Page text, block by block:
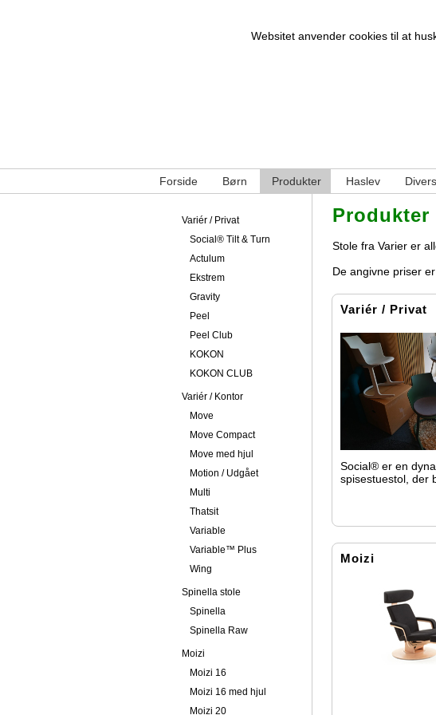
Websitet anvender cookies til at
Forside Børn Produkter Haslev
Variér / Privat
Social®️ Tilt & Turn
Actulum
Ekstrem
Gravity
Peel
Peel Club
KOKON
KOKON CLUB
Variér / Kontor
Move
Move Compact
Move med hjul
Motion / Udgået
Multi
Thatsit
Variable
Variable™ Plus
Wing
Spinella stole
Spinella
Spinella Raw
Moizi
Moizi 16
Moizi 16 med hjul
Moizi 20
Produkter
Stole fra Varier er
De angivne priser
Variér / Privat
Social® er en
spisestuestol, der
Moizi